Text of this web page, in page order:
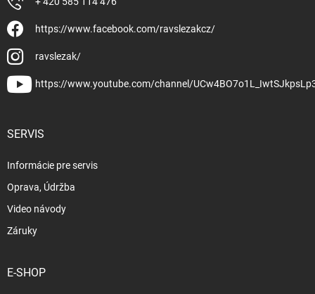
https://www.facebook.com/ravslezakcz/
ravslezak/
https://www.youtube.com/channel/
SERVIS
Informácie pre servis
Oprava, Údržba
Video návody
Záruky
E-SHOP